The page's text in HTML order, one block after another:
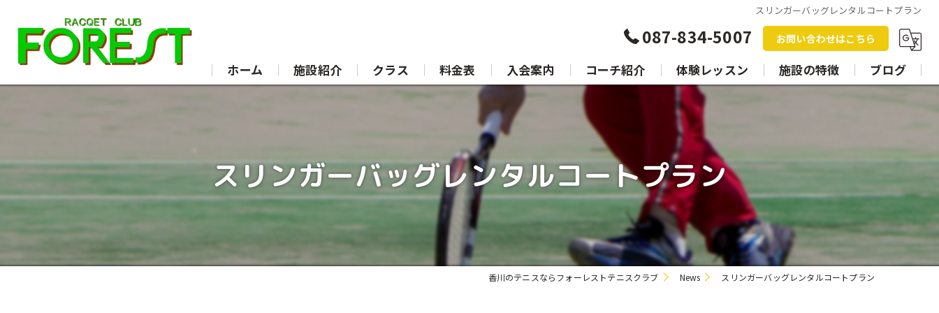
スリンガーバッグレンタルコートプラン
087-834-5007 お問い合わせはこちら
ホーム 施設紹介 クラス 料金表 入会案内 コーチ紹介 体験レッスン 施設の特徴
グループ
ブログ
スリンガーバッグレンタルコートプラン
香川のテニスならフォーレストテニスクラブ News スリンガーバッグレンタルコートプラン